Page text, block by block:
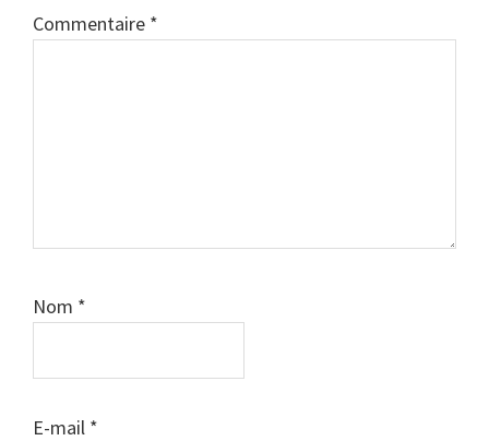
Commentaire *
Nom *
E-mail *